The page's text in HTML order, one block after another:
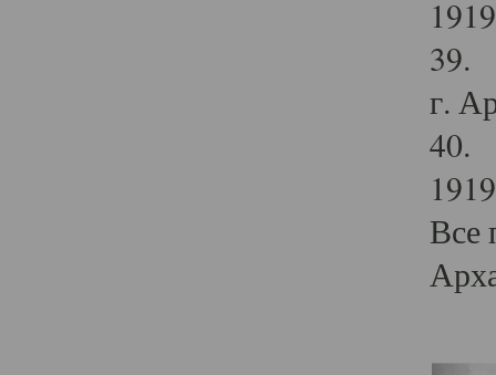
39.
г.
40.
Все